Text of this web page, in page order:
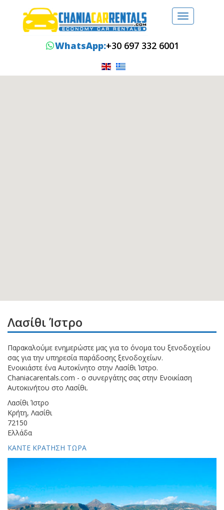
Toggle
navigation
WhatsApp:+30 697 332 6001
Λασίθι Ίστρο
Παρακαλούμε ενημερώστε μας για το όνομα του ξενοδοχείου
σας για την υπηρεσία παράδοσης ξενοδοχείων.
Ενοικιάστε ένα Αυτοκίνητο στην Λασίθι Ίστρο.
Chaniacarentals.com - ο συνεργάτης σας στην Ενοικίαση
Αυτοκινήτου στο Λασίθι.
Λασίθι Ίστρο
Κρήτη, Λασίθι
72150
Ελλάδα
ΚΑΝΤΕ ΚΡΑΤΗΣΗ ΤΩΡΑ